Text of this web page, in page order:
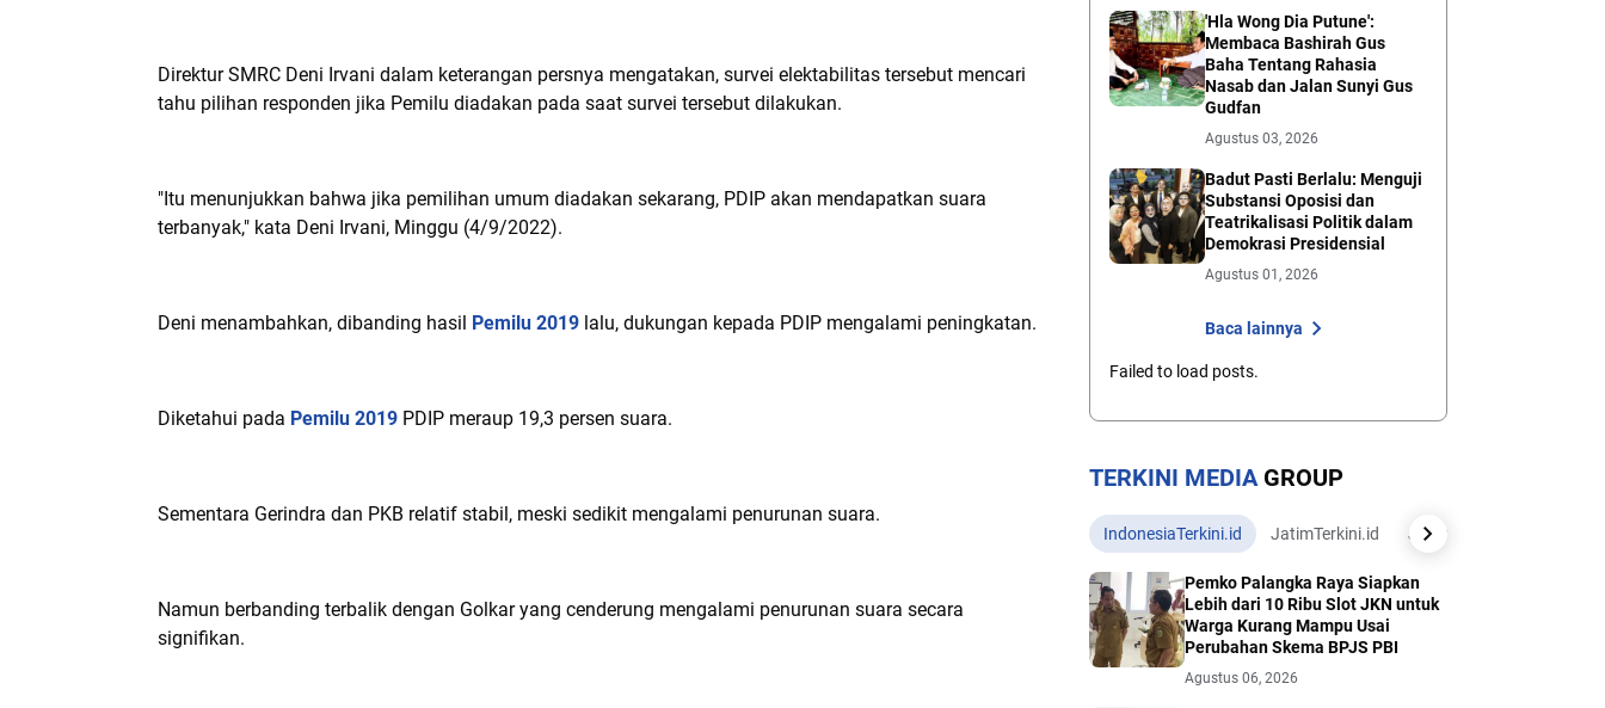
Direktur SMRC Deni Irvani dalam keterangan persnya mengatakan, survei elektabilitas tersebut mencari
tahu pilihan responden jika Pemilu diadakan pada saat survei tersebut dilakukan.
"Itu menunjukkan bahwa jika pemilihan umum diadakan sekarang, PDIP akan mendapatkan suara
terbanyak," kata Deni Irvani, Minggu (4/9/2022).
Deni menambahkan, dibanding hasil Pemilu 2019 lalu, dukungan kepada PDIP mengalami peningkatan.
Diketahui pada Pemilu 2019 PDIP meraup 19,3 persen suara.
Sementara Gerindra dan PKB relatif stabil, meski sedikit mengalami penurunan suara.
Namun berbanding terbalik dengan Golkar yang cenderung mengalami penurunan suara secara
signifikan.
'Hla Wong Dia Putune':
Membaca Bashirah Gus
Baha Tentang Rahasia
Nasab dan Jalan Sunyi Gus
Gudfan
Agustus 03, 2026
Badut Pasti Berlalu: Menguji
Substansi Oposisi dan
Teatrikalisasi Politik dalam
Demokrasi Presidensial
Agustus 01, 2026
Baca lainnya
Failed to load posts.
TERKINI MEDIAGROUP
IndonesiaTerkini.id JatimTerkini.id JatengTerkini.id
Pemko Palangka Raya Siapkan
Lebih dari 10 Ribu Slot JKN untuk
Warga Kurang Mampu Usai
Perubahan Skema BPJS PBI
Agustus 06, 2026